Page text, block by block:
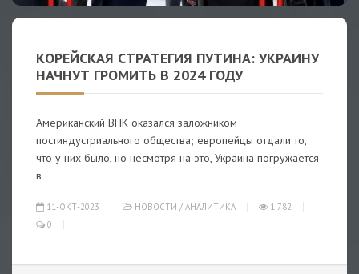
КОРЕЙСКАЯ СТРАТЕГИЯ ПУТИНА: УКРАИНУ
НАЧНУТ ГРОМИТЬ В 2024 ГОДУ
Американский ВПК оказался заложником
постиндустриального общества; европейцы отдали то,
что у них было, но несмотря на это, Украина погружается
в
11-ОКТ-2023 НОВОСТИ / АНАЛИТИКА
1 782
0